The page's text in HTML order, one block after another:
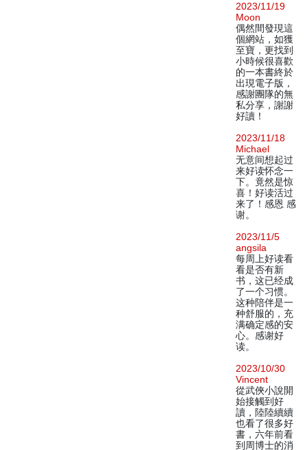
2023/11/19
Moon
偶然間發現這
個網站，如獲
至寶，更找到
小時候很喜歡
的一本書終於
出現電子版，
感謝團隊的無
私分享，謝謝
好讀！
2023/11/18
Michael
无意间想起过
来好读怀念一
下。竟然是惊
喜！好读活过
来了！感恩 感
谢。
2023/11/5
angsila
每周上好读看
看是否有新
书，这已经成
了一个习惯。
这种陪伴是一
种舒服的，充
满确定感的安
心。感谢好
读。
2023/10/30
Vincent
從武俠小說開
始接觸到好
讀，陸陸續續
也看了很多好
書，六年前看
到周博士的消